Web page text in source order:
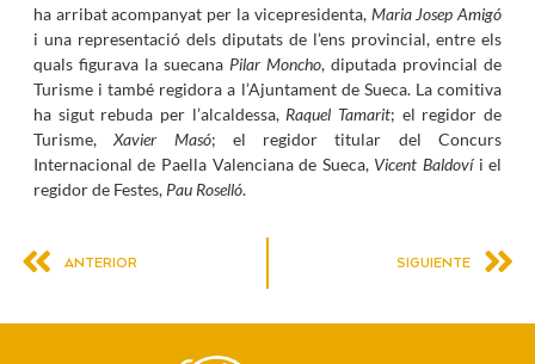
ha arribat acompanyat per la vicepresidenta, Maria Josep Amigó
i una representació dels diputats de l’ens provincial, entre els
quals figurava la suecana Pilar Moncho, diputada provincial de
Turisme i també regidora a l’Ajuntament de Sueca. La comitiva
ha sigut rebuda per l’alcaldessa, Raquel Tamarit; el regidor de
Turisme,Xavier Masó; el regidor titular del Concurs
Internacional de Paella Valenciana de Sueca, Vicent Baldovíi el
regidor de Festes, Pau Roselló.
ANTERIOR SIGUIENTE